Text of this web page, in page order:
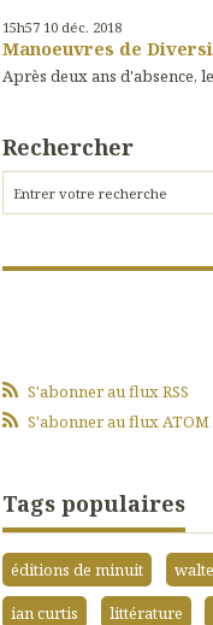
15h57 10 déc. 2018
Manoeuvres de
Après deux ans d'absence,
Rechercher
S'abonner au flux RSS
S'abonner au flux ATOM
Tags populaires
éditions de minuit
ian curtis
littérature